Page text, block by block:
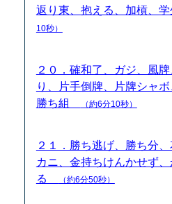
返り東、抱える、加槓、
10秒）
２０．確和了、ガジ、風
り、片手倒牌、片牌シャボ
勝ち組
（約6分10秒）
２１．勝ち逃げ、勝ち分
カニ、金持ちけんかせず
る
（約6分50秒）